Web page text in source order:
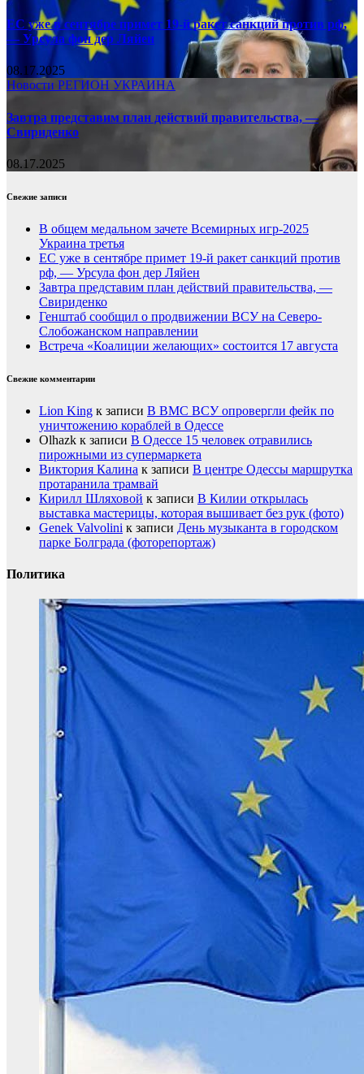
ЕС уже в сентябре примет 19-й ракет санкций против рф,
— Урсула фон дер Ляйен
08.17.2025
Новости РЕГИОН УКРАИНА
Завтра представим план действий правительства, —
Свириденко
08.17.2025
Свежие записи
В общем медальном зачете Всемирных игр-2025
Украина третья
ЕС уже в сентябре примет 19-й ракет санкций против
рф, — Урсула фон дер Ляйен
Завтра представим план действий правительства, —
Свириденко
Генштаб сообщил о продвижении ВСУ на Северо-
Слобожанском направлении
Встреча «Коалиции желающих» состоится 17 августа
Свежие комментарии
Lion King к записи В ВМС ВСУ опровергли фейк по
уничтожению кораблей в Одессе
Olhazk к записи В Одессе 15 человек отравились
пирожными из супермаркета
Виктория Калина к записи В центре Одессы маршрутка
протаранила трамвай
Кирилл Шляховой к записи В Килии открылась
выставка мастерицы, которая вышивает без рук (фото)
Genek Valvolini к записи День музыканта в городском
парке Болграда (фоторепортаж)
Политика